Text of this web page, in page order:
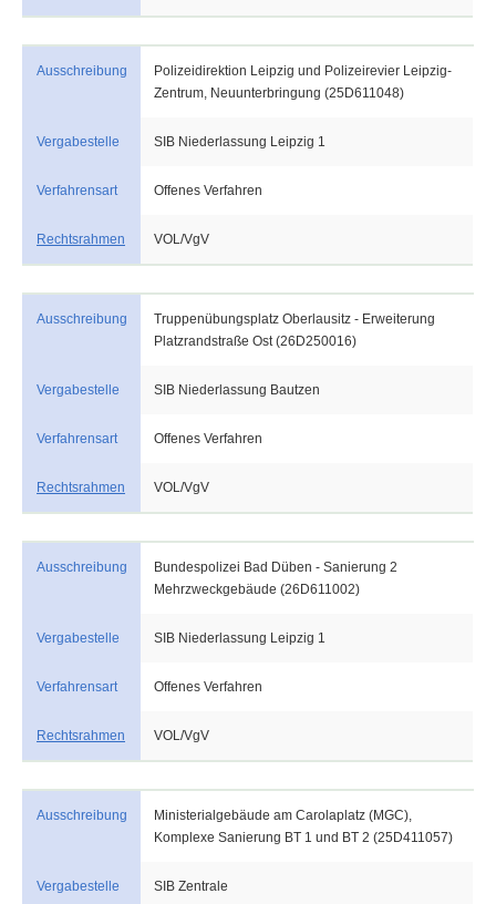
Ausschreibung
Polizeidirektion Leipzig und Polizeirevier Leipzig-
Zentrum, Neuunterbringung (25D611048)
Vergabestelle SIB Niederlassung Leipzig 1
Verfahrensart Offenes Verfahren
Rechtsrahmen VOL/VgV
Ausschreibung
Truppenübungsplatz Oberlausitz - Erweiterung
Platzrandstraße Ost (26D250016)
Vergabestelle SIB Niederlassung Bautzen
Verfahrensart Offenes Verfahren
Rechtsrahmen VOL/VgV
Ausschreibung
Bundespolizei Bad Düben - Sanierung 2
Mehrzweckgebäude (26D611002)
Vergabestelle SIB Niederlassung Leipzig 1
Verfahrensart Offenes Verfahren
Rechtsrahmen VOL/VgV
Ausschreibung
Ministerialgebäude am Carolaplatz (MGC),
Komplexe Sanierung BT 1 und BT 2 (25D411057)
Vergabestelle SIB Zentrale